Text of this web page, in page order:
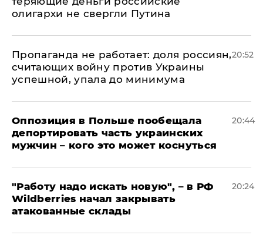
олигархи не свергли Путина
​Пропаганда не работает: доля россиян,
считающих войну против Украины
успешной, упала до минимума
20:52
Оппозиция в Польше пообещала
депортировать часть украинских
мужчин – кого это может коснуться
20:44
"Работу надо искать новую", – в РФ
Wildberries начал закрывать
атакованные склады
20:24